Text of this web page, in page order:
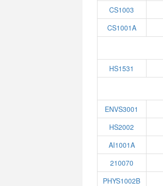
CS1003
CS1001A
HS1531
ENVS3001
HS2002
AI1001A
210070
PHYS1002B